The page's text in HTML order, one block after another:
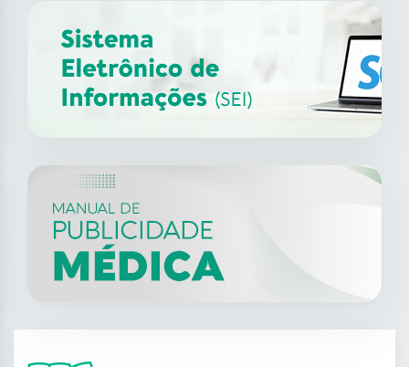
XII Fórum de Medicina do
Trabalho do CFM
14 ago
2026